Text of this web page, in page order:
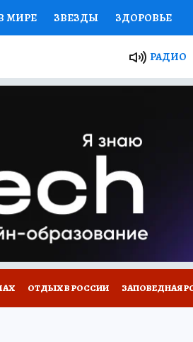
МИРЕ ЗВЕЗДЫ ЗДОРОВЬЕ
ПРОЕКТЫ РОССИИ
ЖЕНСКИЕ СЕКРЕТЫ
ГИД ПОТРЕБИТЕЛЯ
РАДИО
ОТДЫХ В РОССИИ ЗАПОВЕДНАЯ